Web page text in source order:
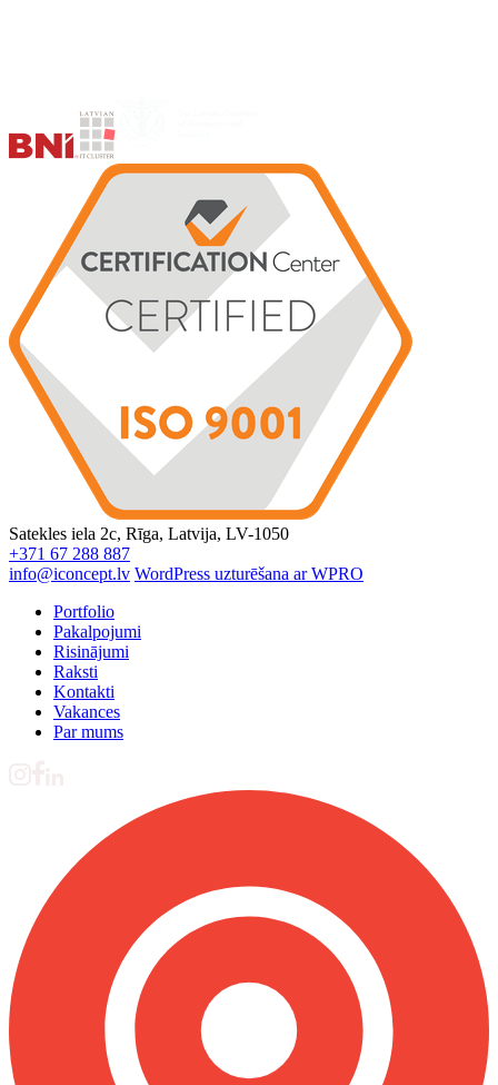
Satekles iela 2c, Rīga, Latvija, LV-1050
+371 67 288 887
info@iconcept.lv WordPress uzturēšana ar WPRO
Portfolio
Pakalpojumi
Risinājumi
Raksti
Kontakti
Vakances
Par mums